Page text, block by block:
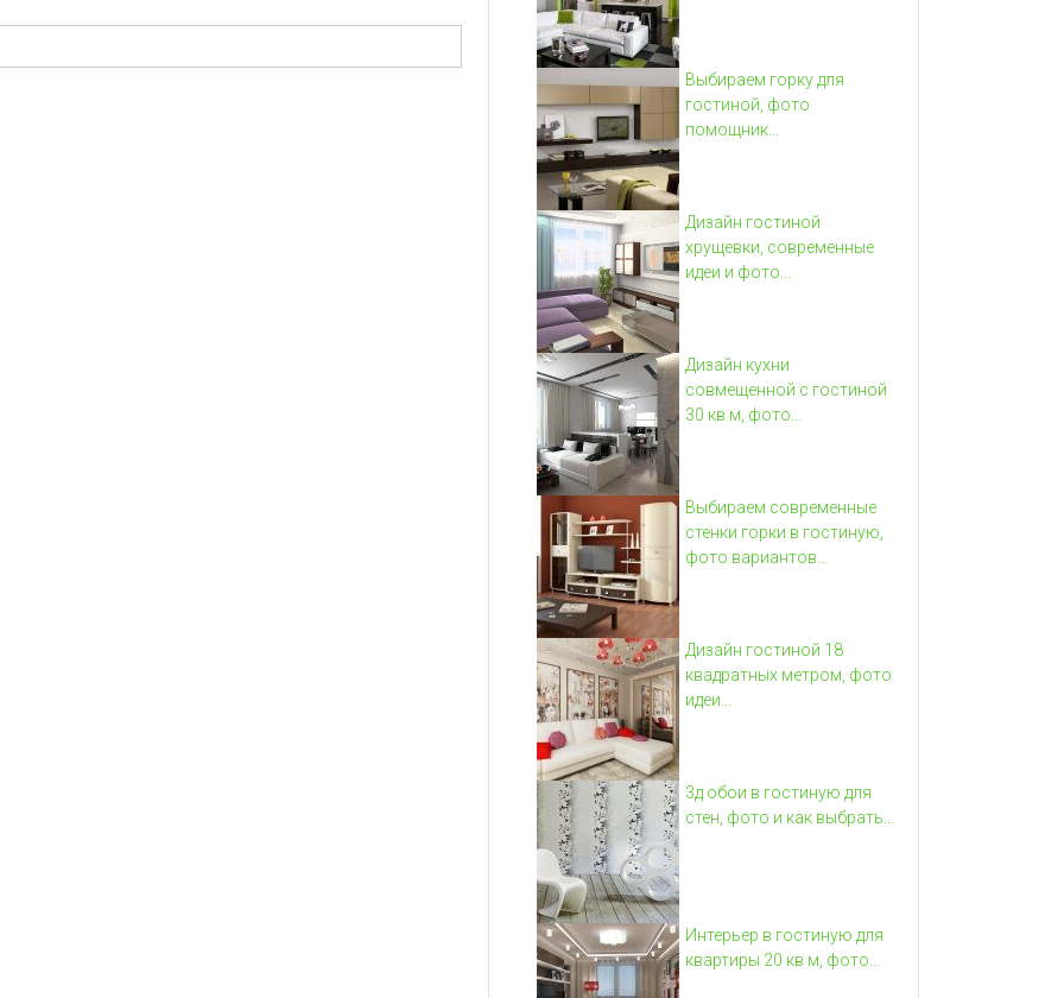
Выбираем горку для
гостиной, фото
помощник...
Дизайн гостиной
хрущевки, современные
идеи и фото...
Дизайн кухни
совмещенной с гостиной
30 кв м, фото...
Выбираем современные
стенки горки в гостиную,
фото вариантов...
Дизайн гостиной 18
квадратных метром, фото
идеи...
3д обои в гостиную для
стен, фото и как выбрать...
Интерьер в гостиную для
квартиры 20 кв м, фото...